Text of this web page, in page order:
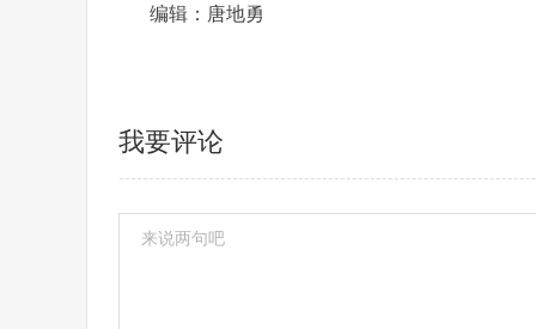
编辑：唐地勇
我要评论